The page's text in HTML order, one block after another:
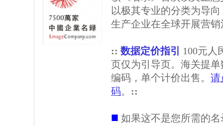
以极其专业的分类为导
生产企业在全球开展营
:: 数据定价指引
100元人
页仅为引导页。海关提
编码，单个计价出售。 请
码。 ::
■ 如果这不是您所需的